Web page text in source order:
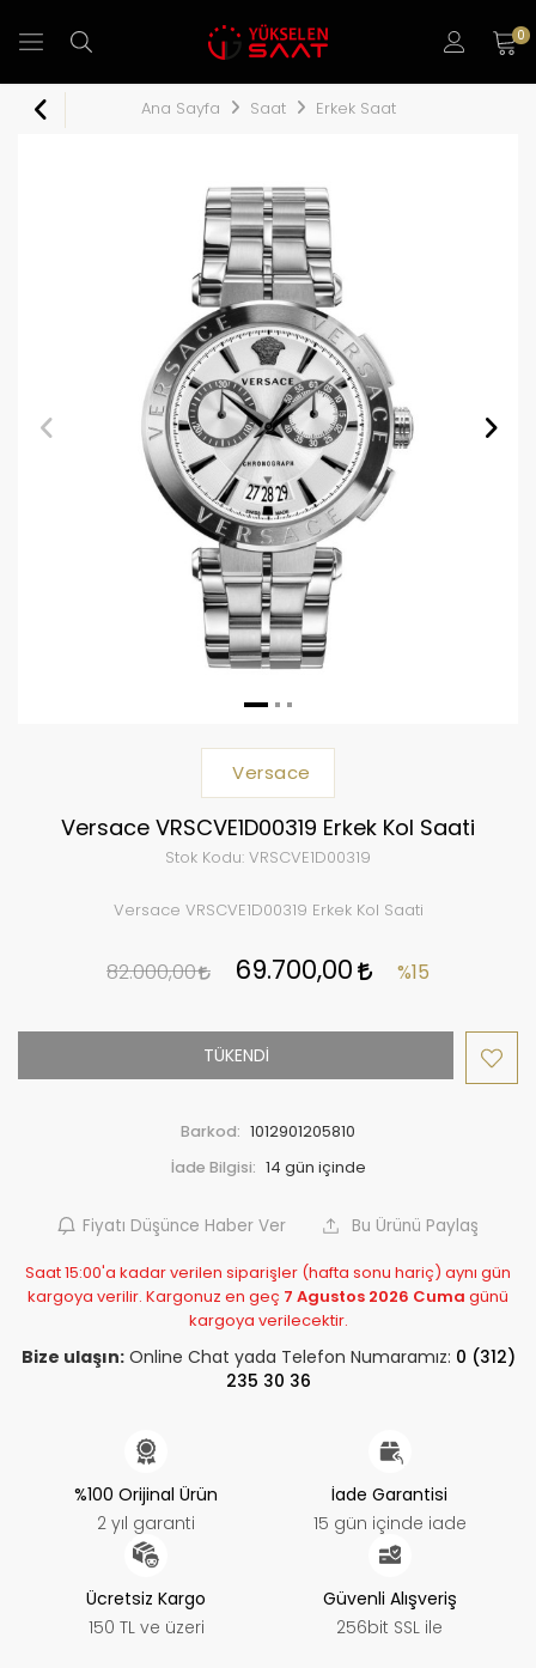
0
Ana Sayfa Saat Erkek Saat
Versace
Versace VRSCVE1D00319 Erkek Kol Saati
Stok Kodu: VRSCVE1D00319
Versace VRSCVE1D00319 Erkek Kol Saati
82.000,00 69.700,00 %15
TÜKENDİ
Barkod: 1012901205810
İade Bilgisi:
Fiyatı Düşünce Haber Ver Bu Ürünü Paylaş
Saat 15:00'a kadar verilen siparişler (hafta sonu hariç) aynı gün
kargoya verilir. Kargonuz en geç 7 Agustos 2026 Cuma günü
kargoya verilecektir.
Bize ulaşın:Online Chat yada Telefon Numaramız: 0 (312)
235 30 36
%100 Orijinal Ürün
2 yıl garanti
İade Garantisi
15 gün içinde iade
Ücretsiz Kargo
150 TL ve üzeri
Güvenli Alışveriş
256bit SSL ile